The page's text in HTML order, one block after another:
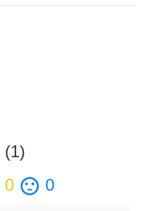
(1)
0 sentiment_dissatisfied 0